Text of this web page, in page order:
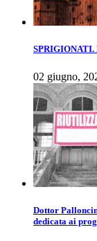
SPRIGIONATI.
02 giugno,
Dottor
dedicata ai